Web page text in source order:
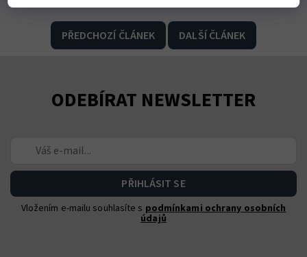
PŘEDCHOZÍ ČLÁNEK DALŠÍ ČLÁNEK
ODEBÍRAT NEWSLETTER
Vložením e-mailu souhlasíte s podmínkami ochrany osobních
údajů